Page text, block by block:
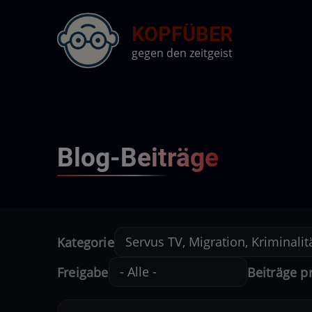
KOPFÜBER
gegen den zeitgeist
Blog-Beiträge
Kategorie
Freigabe
Beiträge